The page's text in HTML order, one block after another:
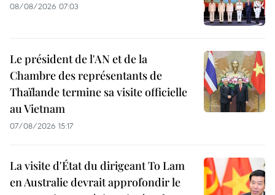
08/08/2026 07:03
Le président de l'AN et de la
Chambre des représentants de
Thaïlande termine sa visite officielle
au Vietnam
07/08/2026 15:17
La visite d'État du dirigeant To Lam
en Australie devrait approfondir le